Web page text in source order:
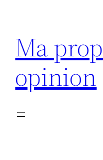
contenu
Ma
opinion